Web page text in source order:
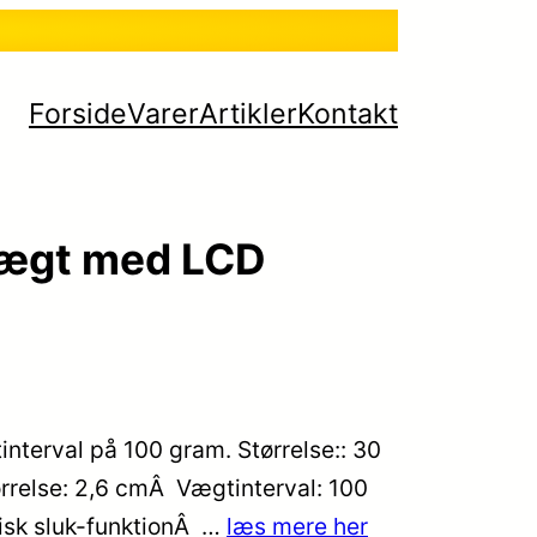
ForsideVarerArtiklerKontakt
med LCD
på 100 gram. Størrelse:: 30
2,6 cmÂ Vægtinterval: 100
sluk-funktionÂ … læs mere her